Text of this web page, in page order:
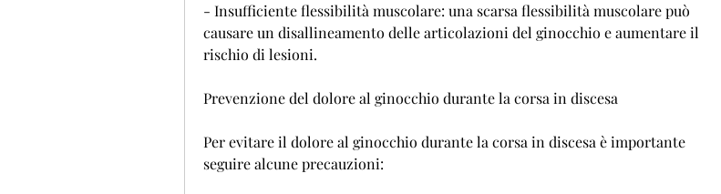
- Insufficiente flessibilità muscolare: una scarsa flessibilità muscolare può
causare un disallineamento delle articolazioni del ginocchio e aumentare il
rischio di lesioni.
Prevenzione del dolore al ginocchio durante la corsa in discesa
Per evitare il dolore al ginocchio durante la corsa in discesa è importante
seguire alcune precauzioni: